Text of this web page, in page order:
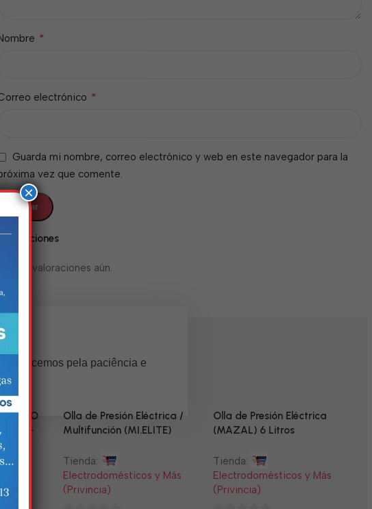
Valoraciones
No hay valoraciones aún.
*
electrónico *
Guarda mi nombre, correo electrónico y web en este navegador para la
vez que comente.
Olla de Presión Eléctrica /
Multifunción (MI.ELITE)
Tienda:
Electrodomésticos y Más
(Privincia)
Olla de Presión Eléctrica
(MAZAL) 6 Litros
Tienda:
Electrodomésticos y Más
(Privincia)
×
pela paciência e